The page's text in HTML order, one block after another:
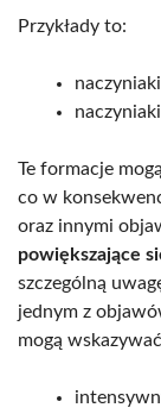
Przykłady to:
Te formacje
co w
oraz innymi
powiększające
szczególną
jednym z
mogą